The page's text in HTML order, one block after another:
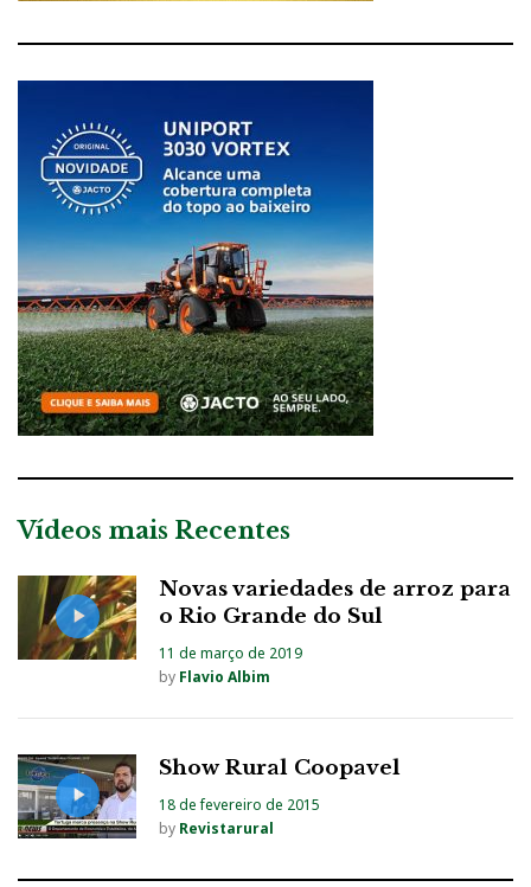
Vídeos mais Recentes
Novas variedades de arroz para
o Rio Grande do Sul
11 de março de 2019
by Flavio Albim
Show Rural Coopavel
18 de fevereiro de 2015
by Revistarural